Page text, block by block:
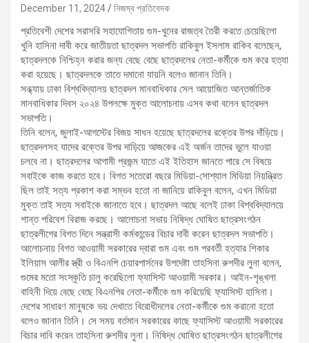
December 11, 2024 নিজস্ব প্রতিবেদক
প্রতিবেশী দেশের সরাসরি সহাযোগিতায় গুম-খুনের রাজত্ব তৈরী করতে চেয়েছিলো
খুনি হাসিনা দাবী করে জাতীয়তা ছাত্রদল সভাপতি রাকিবুল ইসলাম রাকিব বলেছেন,
ছাত্রদলকে নিশ্চিহ্ন করার জন্য বেছে বেছে ছাত্রদলের নেতা-কর্মীকে গুম করে হত্যা
করা হয়েছে। ছাত্রদলকে তাতে দমানো যায়নি বলেও জানান তিনি।
সন্ধ্যায় ঢাকা বিশ্ববিদ্যালয় ছাত্রদল মানবাধিকার সেল আয়োজিত আন্তর্জাতিক
মানবাধিকার দিবস ২০২৪ উপলক্ষে মুক্ত আলোচনায় এসব কথা বলেন ছাত্রদল
সভাপতি।
তিনি বলেন, জুলাই-আগস্টের বিজয় সাধন হয়েছে ছাত্রদলের রক্তের উপর দাঁড়িয়ে।
ছাত্রদলসহ যাদের রক্তের উপর দাড়িয়ে আজকের এই অর্জন তাদের ভুলে যাওয়া
চলবে না। ছাত্রদলের আগামী প্রজন্ম যাতে এই ইতিহাস জানতে পারে সে বিষয়ে
সবাইকে কাজ করতে হবে। বিগত সতেরো বছরে মিডিয়া-সোশ্যাল মিডিয়া নিয়ন্ত্রিত
ছিল তাই সত্য প্রকাশ করা সম্ভব হতো না জানিয়ে রাকিবুল বলেন, এখন মিডিয়া
মুক্ত তাই সত্য সবাইকে জানাতে হবে। ছাত্রদল আছে বলেই ঢাকা বিশ্ববিদ্যালয়ে
শান্ত পরিবেশ বিরাজ করছে। আলোচনা সভায় নিষিদ্ধ ঘোষিত ছাত্রসংগঠন
ছাত্রলীগের বিগত দিনে সন্ত্রাসী কর্মকান্ডের বিচার দাবী করেন ছাত্রদল সভাপতি।
আলোচনায় বিগত আওয়ামী সরকারের দ্বারা গুম এবং গুম পরবর্তী হত্যার শিকার
ইলিয়াস আলীর স্ত্রী ও বিএনপি চেয়ারপার্সনের উপদেষ্টা তাহসিনা রুশদীর লুনা বলেন,
গুমের মতো সংস্কৃতি চালু করেছিলো ফ্যাসিস্ট আওয়ামী সরকার। আইন-শৃঙ্খলা
বাহিনী দিয়ে বেছে বেছে বিএনপির নেতা-কর্মীকে গুম করিয়েছি ফ্যাসিস্ট হাসিনা।
দেশের সাধারণ মানুষকে ভয় দেখাতে বিরোধীদলের নেতা-কর্মীকে গুম করানো হতো
বলেও জানান তিনি। সে সময় বর্তমান সরকারের কাছে ফ্যাসিস্ট আওয়ামী সরকারের
বিচার দাবি করেন তাহসিনা রুশদীর লুনা। নিষিদ্ধ ঘোষিত ছাত্রসংগঠন ছাত্রলীগের